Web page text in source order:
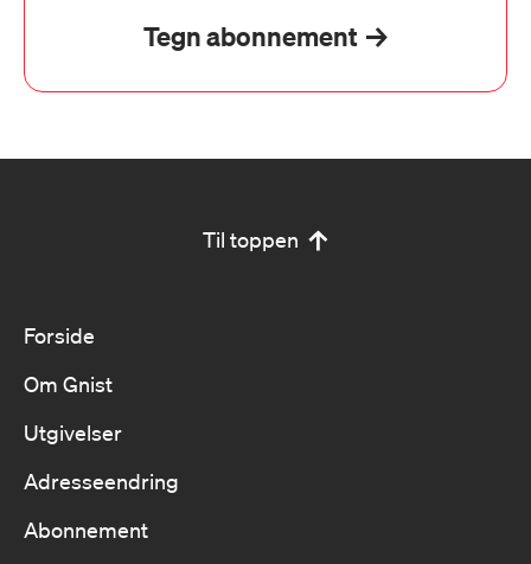
Tegn abonnement
Til toppen
Forside
Om Gnist
Utgivelser
Adresseendring
Abonnement